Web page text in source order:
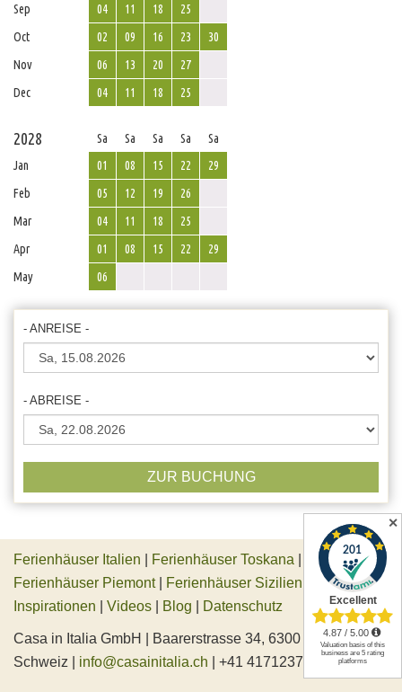
Sep
04 11 18
25
Oct
02 09 16 23
30
Nov
06 13 20
27
Dec
04 11 18 25
2028 Sa Sa Sa Sa
Sa
Jan
01 08 15 22
29
Feb
05 12 19
26
Mar
04 11 18
25
Apr
01 08 15 22
29
May
06
- ANREISE -
- ABREISE -
ZUR BUCHUNG
Ferienhäuser Italien Ferienhäuser Toskana
Ferienhäuser Piemont| Ferienhäuser Sizilien
Inspirationen
Videos Blog Datenschutz
Casa in Italia GmbH | Baarerstrasse 34, 6300 Zug,
Schweiz | info@casainitalia.ch | +41 417123745
✕